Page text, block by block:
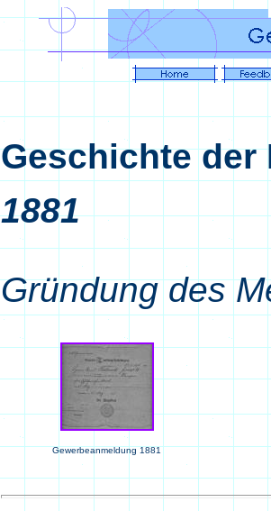
Geschichte der
1881
Gründung des
Gewerbeanmeldung 1881